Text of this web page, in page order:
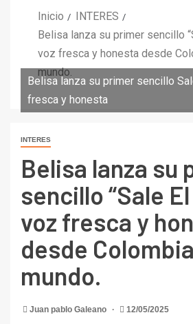
Inicio
INTERES
Belisa lanza su primer sencillo
voz fresca y honesta desde
mundo.
Belisa lanza su primer sencillo
fresca y honesta
INTERES
Belisa lanza su
sencillo “Sale El
voz fresca y
desde
mundo.
Juan pablo Galeano 12/05/2025